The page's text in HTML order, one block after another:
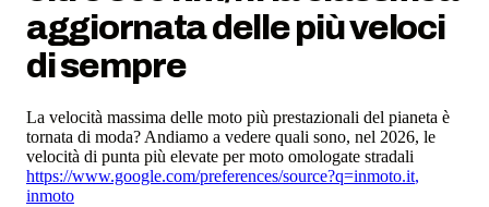
aggiornata delle più veloci
di sempre
La velocità massima delle moto più prestazionali del pianeta è
tornata di moda? Andiamo a vedere quali sono, nel 2026, le
velocità di punta più elevate per moto omologate stradali
https://www.google.com/preferences/source?q=inmoto.it,
inmoto